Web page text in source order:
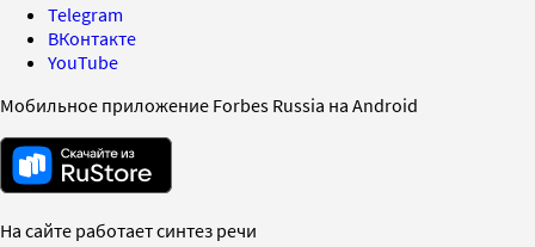
Telegram
ВКонтакте
YouTube
Мобильное приложение Forbes Russia на Android
На сайте работает синтез речи